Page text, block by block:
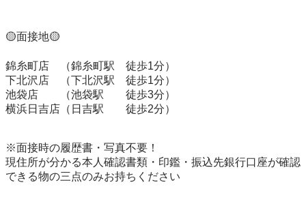
🟡面接地🟡
錦糸町店　（錦糸町駅　徒歩1分）
下北沢店　（下北沢駅　徒歩1分）
池袋店　　（池袋駅　　徒歩3分）
横浜日吉店（日吉駅　　徒歩2分）
※面接時の履歴書・写真不要！
現住所が分かる本人確認書類・印鑑・振込先銀行口座が確認
できる物の三点のみお持ちください